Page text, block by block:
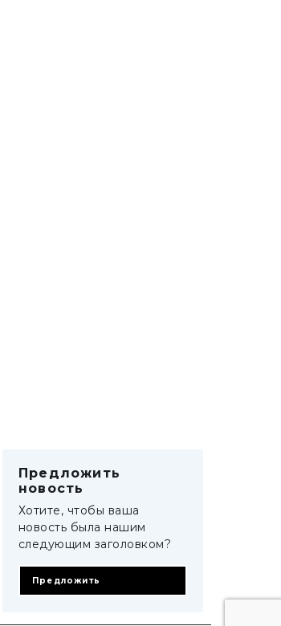
Предложить
новость
Хотите, чтобы ваша
новость была нашим
следующим заголовком?
Предложить